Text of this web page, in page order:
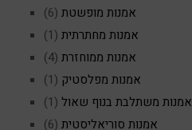
אמנות מופשטת (6)
אמנות מחתרתית (1)
אמנות ממוחזרת (4)
אמנות מפלסטיק (1)
אמנות משתלבת בנוף שאול (1)
אמנות סוריאליסטית (6)